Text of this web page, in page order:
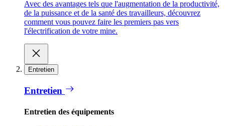
Avec des avantages tels que l'augmentation de la productivité,
de la puissance et de la santé des travailleurs, découvrez
comment vous pouvez faire les premiers pas vers
l'électrification de votre mine.
Entretien
Entretien
Entretien des équipements